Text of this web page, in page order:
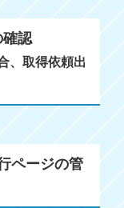
認
、取得依頼出
ページの管